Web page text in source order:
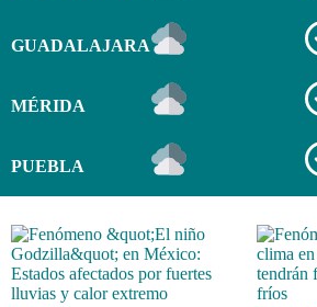
GUADALAJARA
MÉRIDA
PUEBLA